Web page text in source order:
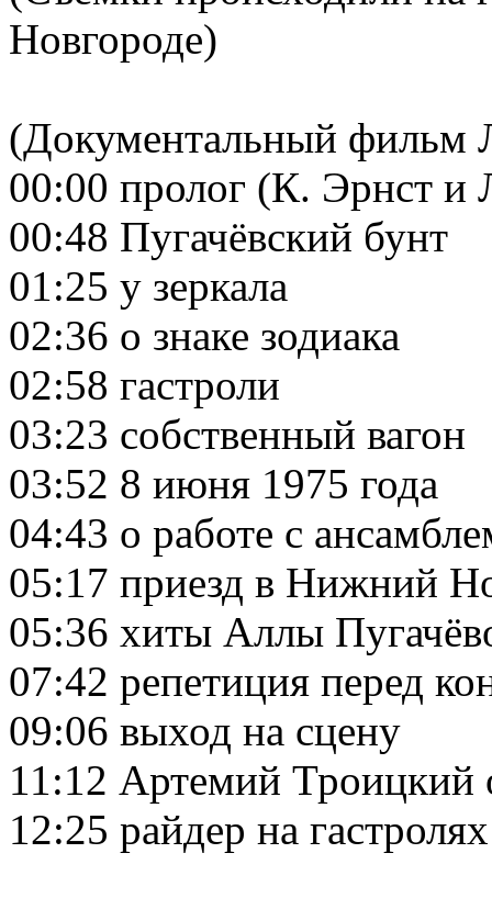
Новгороде)
(Документальный фильм
00:00 пролог (К. Эрнст и
00:48 Пугачёвский бунт
01:25 у зеркала
02:36 о знаке зодиака
02:58 гастроли
03:23 собственный вагон
03:52 8 июня 1975 года
04:43 о работе с
05:17 приезд в Нижний
05:36 хиты Аллы
07:42 репетиция перед
09:06 выход на сцену
11:12 Артемий Троицкий
12:25 райдер на гастролях